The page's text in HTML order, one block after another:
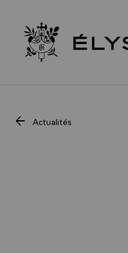
Retour à l’accueil Élysée
Actualités